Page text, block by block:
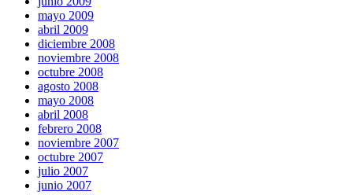
mayo 2009
abril 2009
diciembre 2008
noviembre 2008
octubre 2008
agosto 2008
mayo 2008
abril 2008
febrero 2008
noviembre 2007
octubre 2007
julio 2007
junio 2007